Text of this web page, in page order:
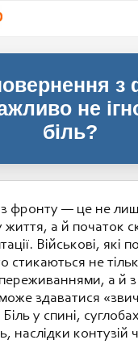
з
не
біль?
фронту — це не
життя, а й початок
Військові, які
стикаються не
а й
здаватися
у спині,
наслідки контузій